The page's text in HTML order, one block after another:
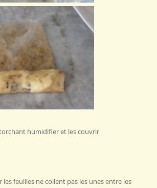
humidifier et les couvrir
feuilles ne collent pas les unes entre les